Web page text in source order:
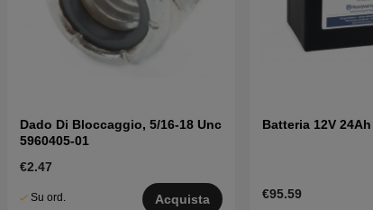
Dado Di Bloccaggio, 5/16-18 Unc
5960405-01
€2.47
Su ord.
Acquista
Batteria 12V 24Ah
€95.59